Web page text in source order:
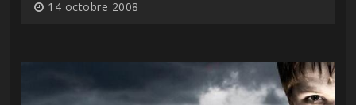
14 octobre 2008